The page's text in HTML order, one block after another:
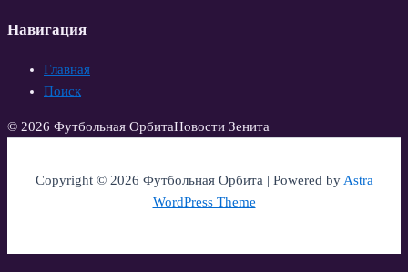
Навигация
Главная
Поиск
© 2026 Футбольная ОрбитаНовости Зенита
Copyright © 2026 Футбольная Орбита | Powered byAstra
WordPress Theme